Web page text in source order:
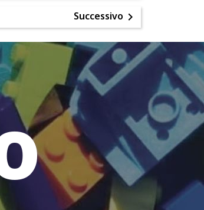
Successivo 